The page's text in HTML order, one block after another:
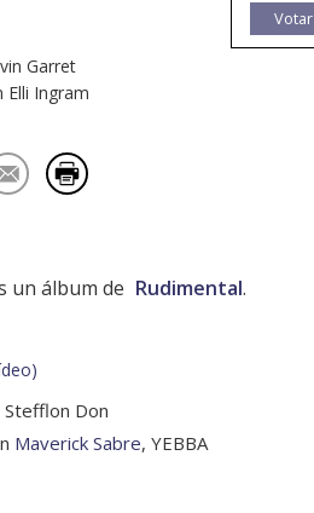
Garret
Ingram
Votar
un álbum de Rudimental.
Stefflon Don
Maverick Sabre, YEBBA